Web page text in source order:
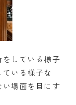
している様子
いる様子な
場面を目にす